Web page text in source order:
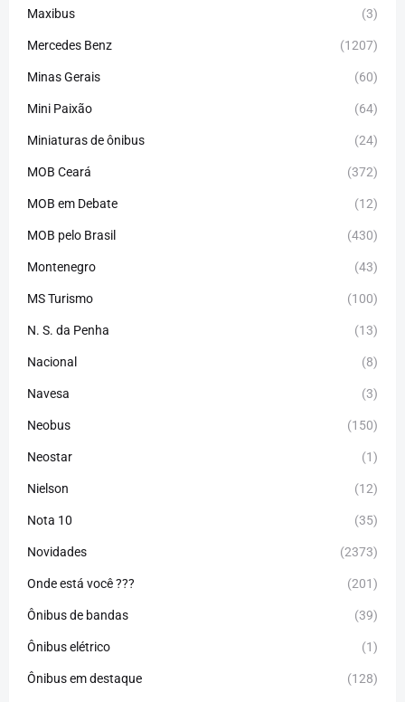
Maxibus (3)
Mercedes Benz (1207)
Minas Gerais (60)
Mini Paixão (64)
Miniaturas de ônibus (24)
MOB Ceará (372)
MOB em Debate (12)
MOB pelo Brasil (430)
Montenegro (43)
MS Turismo (100)
N. S. da Penha (13)
Nacional (8)
Navesa (3)
Neobus (150)
Neostar (1)
Nielson (12)
Nota 10 (35)
Novidades (2373)
Onde está você ??? (201)
Ônibus de bandas (39)
Ônibus elétrico (1)
Ônibus em destaque (128)